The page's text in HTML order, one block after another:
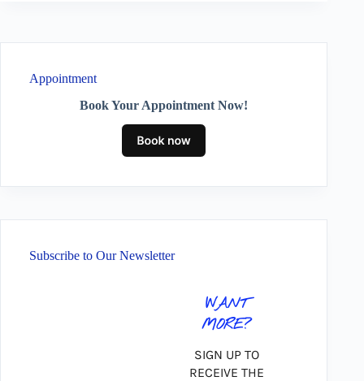
Appointment
Book Your Appointment Now!
Subscribe to Our Newsletter
WANT
MORE?
SIGN UP TO
RECEIVE THE